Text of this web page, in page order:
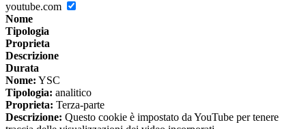
youtube.com
Nome
Tipologia
Proprieta
Descrizione
Durata
Nome: YSC
Tipologia: analitico
Proprieta: Terza-parte
Descrizione: Questo cookie è impostato da YouTube per tenere